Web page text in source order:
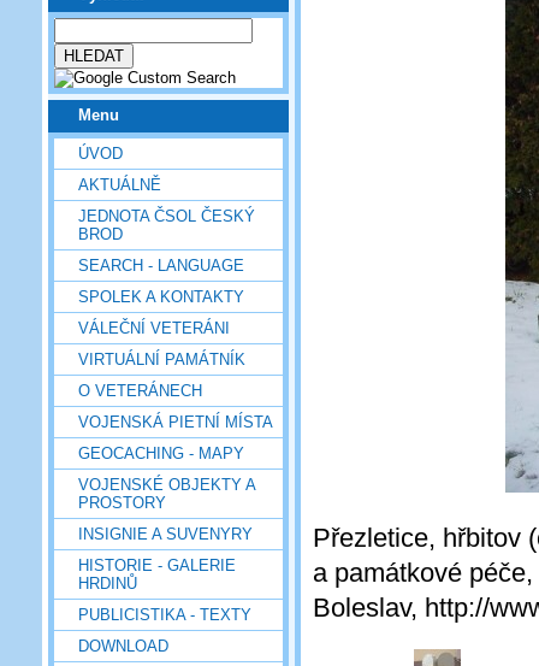
Menu
ÚVOD
AKTUÁLNĚ
JEDNOTA ČSOL ČESKÝ
BROD
SEARCH - LANGUAGE
SPOLEK A KONTAKTY
VÁLEČNÍ VETERÁNI
VIRTUÁLNÍ PAMÁTNÍK
O VETERÁNECH
VOJENSKÁ PIETNÍ MÍSTA
GEOCACHING - MAPY
VOJENSKÉ OBJEKTY A
PROSTORY
INSIGNIE A SUVENYRY
HISTORIE - GALERIE
HRDINŮ
PUBLICISTIKA - TEXTY
DOWNLOAD
Přezletice, hřbitov
a památkové
Boleslav, http://